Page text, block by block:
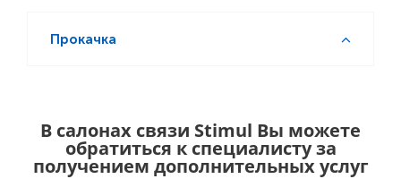
Прокачка
В салонах связи Stimul Вы можете
обратиться к специалисту за
получением дополнительных услуг